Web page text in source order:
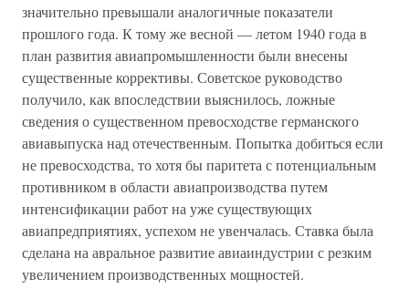
значительно превышали аналогичные показатели
прошлого года. К тому же весной — летом 1940 года в
план развития авиапромышленности были внесены
существенные коррективы. Советское руководство
получило, как впоследствии выяснилось, ложные
сведения о существенном превосходстве германского
авиавыпуска над отечественным. Попытка добиться если
не превосходства, то хотя бы паритета с потенциальным
противником в области авиапроизводства путем
интенсификации работ на уже существующих
авиапредприятиях, успехом не увенчалась. Ставка была
сделана на авральное развитие авиаиндустрии с резким
увеличением производственных мощностей.